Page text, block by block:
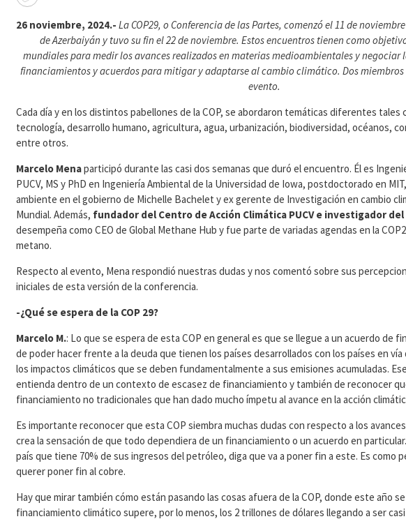
26 noviembre, 2024.- La COP29, o Conferencia de las Partes, comenzó el 11 de
de Azerbaiyán y tuvo su fin el 22 de noviembre. Estos encuentros tienen como
mundiales para medir los avances realizados en materias medioambientales y negociar
financiamientos y acuerdos para mitigar y adaptarse al cambio climático. Dos miembros
evento.
Cada día y en los distintos pabellones de la COP, se abordaron temáticas diferentes tales
tecnología, desarrollo humano, agricultura, agua, urbanización, biodiversidad, océanos,
entre otros.
Marcelo Menaparticipó durante las casi dos semanas que duró el encuentro. Él es
PUCV, MS y PhD en Ingeniería Ambiental de la Universidad de Iowa, postdoctorado en
ambiente en el gobierno de Michelle Bachelet y ex gerente de Investigación en cambio
Mundial. Además, fundador del Centro de Acción Climática PUCV e investigador del
desempeña como CEO de Global Methane Hub y fue parte de variadas agendas en la
metano.
Respecto al evento, Mena respondió nuestras dudas y nos comentó sobre sus
iniciales de esta versión de la conferencia.
-¿Qué se espera de la COP 29?
Marcelo M.: Lo que se espera de esta COP en general es que se llegue a un acuerdo de
de poder hacer frente a la deuda que tienen los países desarrollados con los países en
los impactos climáticos que se deben fundamentalmente a sus emisiones acumuladas.
entienda dentro de un contexto de escasez de financiamiento y también de reconocer
financiamiento no tradicionales que han dado mucho ímpetu al avance en la acción
Es importante reconocer que esta COP siembra muchas dudas con respecto a los
crea la sensación de que todo dependiera de un financiamiento o un acuerdo en
país que tiene 70% de sus ingresos del petróleo, diga que va a poner fin a este. Es como
querer poner fin al cobre.
Hay que mirar también cómo están pasando las cosas afuera de la COP, donde este año
financiamiento climático supere, por lo menos, los 2 trillones de dólares llegando a ser